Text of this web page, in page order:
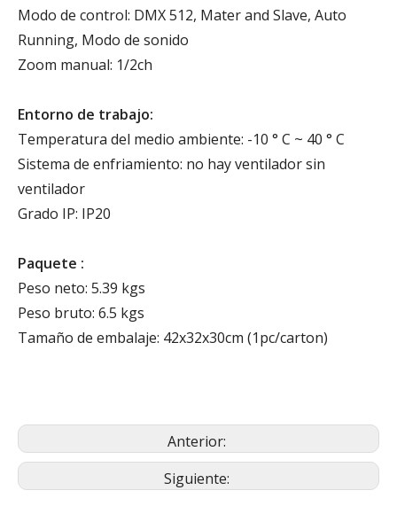
Modo de control: DMX 512, Mater and Slave, Auto
Running, Modo de sonido
Zoom manual: 1/2ch
Entorno de trabajo:
Temperatura del medio ambiente: -10 ° C ~ 40 ° C
Sistema de enfriamiento: no hay ventilador sin
ventilador
Grado IP: IP20
Paquete :
Peso neto: 5.39 kgs
Peso bruto: 6.5 kgs
Tamaño de embalaje: 42x32x30cm (1pc/carton)
Anterior:
Siguiente: